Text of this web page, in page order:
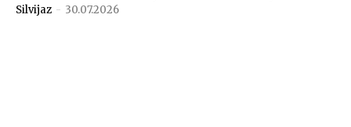
Silvijaz - 30.07.2026